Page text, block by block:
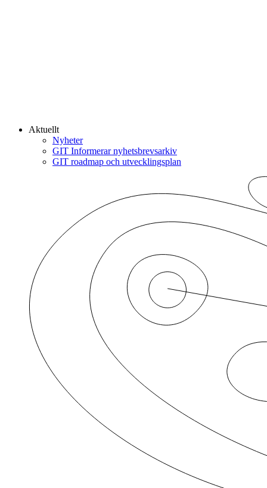
Aktuellt
Nyheter
GIT Informerar nyhetsbrevsarkiv
GIT roadmap och utvecklingsplan